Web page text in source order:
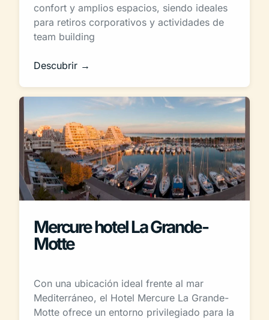
confort y amplios espacios, siendo ideales
para retiros corporativos y actividades de
team building
Descubrir →
Mercure hotel La Grande-
Motte
Con una ubicación ideal frente al mar
Mediterráneo, el Hotel Mercure La Grande-
Motte ofrece un entorno privilegiado para la